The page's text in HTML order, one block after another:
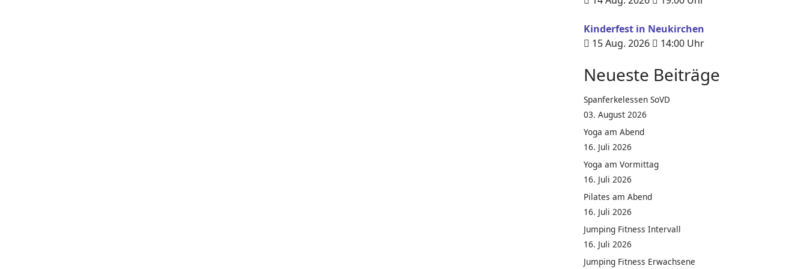
Kinderfest in Neukirchen
15 Aug. 2026
14:00 Uhr
Neueste Beiträge
Spanferkelessen SoVD
03. August 2026
Yoga am Abend
16. Juli 2026
Yoga am Vormittag
16. Juli 2026
Pilates am Abend
16. Juli 2026
Jumping Fitness Intervall
16. Juli 2026
Jumping Fitness Erwachsene